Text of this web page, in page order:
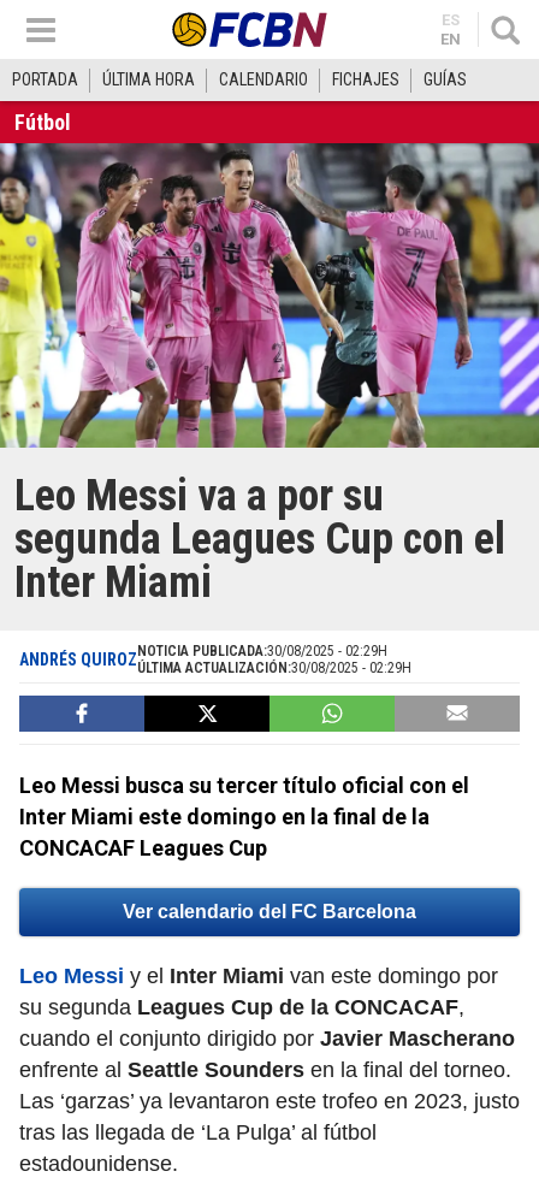
ES
EN
PORTADA ÚLTIMA HORA CALENDARIO FICHAJES GUÍAS
Fútbol
Leo Messi va a por su
segunda Leagues Cup con el
Inter Miami
ANDRÉS QUIROZ NOTICIA PUBLICADA:30/08/2025 - 02:29H
ÚLTIMA ACTUALIZACIÓN:30/08/2025 - 02:29H
Leo Messi busca su tercer título oficial con el
Inter Miami este domingo en la final de la
CONCACAF Leagues Cup
Ver calendario del FC Barcelona
Leo Messi y el Inter Miami van este domingo por
su segunda Leagues Cup de la CONCACAF,
cuando el conjunto dirigido por Javier Mascherano
enfrente al Seattle Sounders en la final del torneo.
Las ‘garzas’ ya levantaron este trofeo en 2023, justo
tras las llegada de ‘La Pulga’ al fútbol
estadounidense.